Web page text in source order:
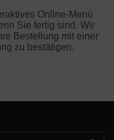
Online-Menü
Sie fertig sind. Wir
Bestellung mit einer
zu bestätigen.